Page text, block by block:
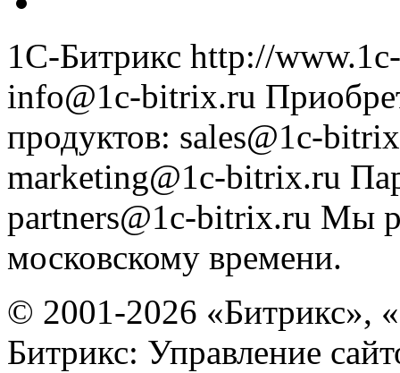
1С-Битрикс http://
info@1c-bitrix.ru
продуктов: sales@1c-
marketing@1c-bitrix.ru
partners@1c-bitrix.ru Мы
московскому времени.
© 2001-2026 «Битрикс»,
Битрикс: Управление